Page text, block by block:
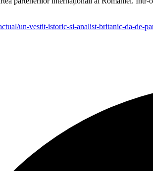
un-vestit-istoric-si-analist-britanic-da-de-